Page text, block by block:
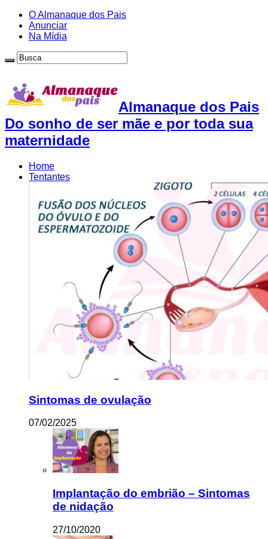
O Almanaque dos Pais
Anunciar
Na Mídia
Almanaque dos Pais
Do sonho de ser mãe e por toda sua
maternidade
Home
Tentantes
Sintomas de ovulação
07/02/2025
Implantação do embrião – Sintomas
de nidação
27/10/2020